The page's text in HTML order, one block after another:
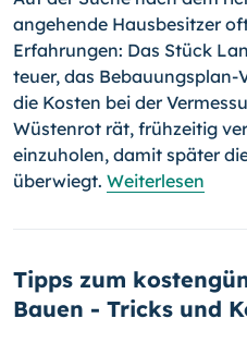
angehende Hausbesitzer
Erfahrungen: Das Stück
teuer, das
die Kosten bei der
Wüstenrot rät, frühzeitig
einzuholen, damit später
überwiegt. Weiterlesen
Tipps zum
Bauen - Tricks und